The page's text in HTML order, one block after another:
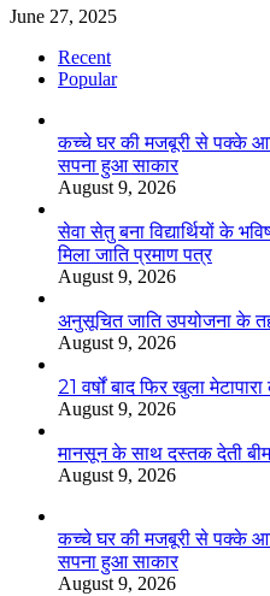
June 27, 2025
Recent
Popular
कच्चे घर की मजबूरी से पक्के
सपना हुआ साकार
August 9, 2026
सेवा सेतु बना विद्यार्थियों के
मिला जाति प्रमाण पत्र
August 9, 2026
अनुसूचित जाति उपयोजना के
August 9, 2026
21 वर्षों बाद फिर खुला
August 9, 2026
मानसून के साथ दस्तक देती
August 9, 2026
कच्चे घर की मजबूरी से पक्के
सपना हुआ साकार
August 9, 2026